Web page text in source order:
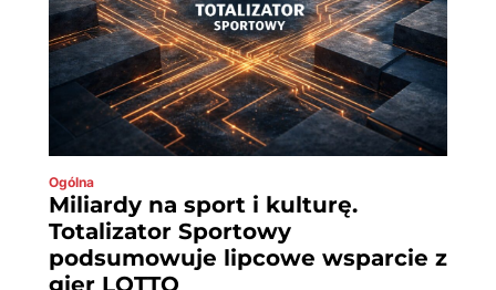
Ogólna
Miliardy na sport i kulturę.
Totalizator Sportowy
podsumowuje lipcowe wsparcie z
gier LOTTO